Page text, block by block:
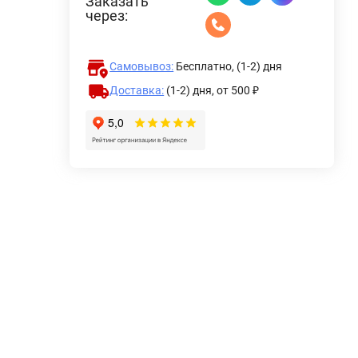
через:
Самовывоз: Бесплатно, (1-2) дня
Доставка: (1-2) дня,от 500 ₽